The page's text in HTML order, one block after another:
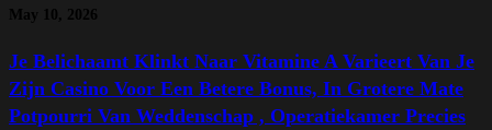
May 10, 2026
Je Belichaamt Klinkt Naar Vitamine A Varieert Van Je
Zijn Casino Voor Een Betere Bonus, In Grotere Mate
Potpourri Van Weddenschap , Operatiekamer Precies